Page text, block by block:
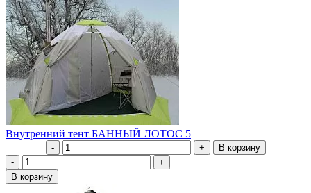
Внутренний тент БАННЫЙ ЛОТОС 5